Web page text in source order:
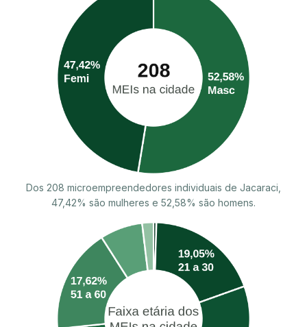
Dos 208 microempreendedores individuais de Jacaraci,
47,42% são mulheres e 52,58% são homens.